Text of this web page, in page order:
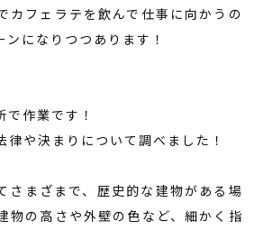
カフェラテを飲んで仕事に向かうの
になりつつあります！
で作業です！
律や決まりについて調べました！
さまざまで、歴史的な建物がある場
物の高さや外壁の色など、細かく指